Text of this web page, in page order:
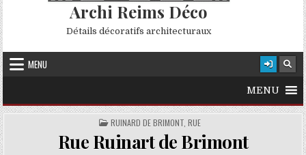
Archi Reims Déco
Détails décoratifs architecturaux
MENU
MENU
POSTED IN
RUINARD DE BRIMONT, RUE
Rue Ruinart de Brimont